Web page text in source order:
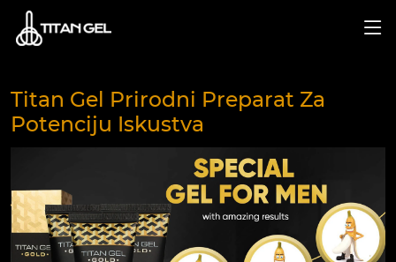
Titan Gel Prirodni Preparat Za
Potenciju Iskustva